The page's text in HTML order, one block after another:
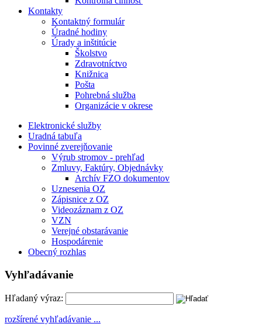
Kontakty
Kontaktný formulár
Úradné hodiny
Úrady a inštitúcie
Školstvo
Zdravotníctvo
Knižnica
Pošta
Pohrebná služba
Organizácie v okrese
Elektronické služby
Uradná tabuľa
Povinné zverejňovanie
Výrub stromov - prehľad
Zmluvy, Faktúry, Objednávky
Archív FZO dokumentov
Uznesenia OZ
Zápisnice z OZ
Videozáznam z OZ
VZN
Verejné obstarávanie
Hospodárenie
Obecný rozhlas
Vyhľadávanie
Hľadaný výraz:
rozšírené vyhľadávanie ...